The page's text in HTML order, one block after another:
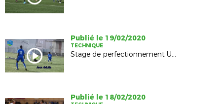
Publié le 19/02/2020
TECHNIQUE
Stage de perfectionnement U13G
Publié le 18/02/2020